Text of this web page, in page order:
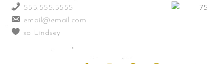
555.555.5555
email@email.com
xo Lindsey